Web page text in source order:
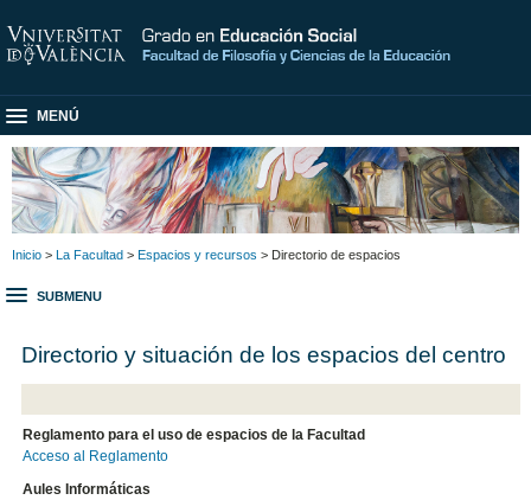
MENÚ
Inicio > La Facultad > Espacios y recursos > Directorio de espacios
SUBMENU
Directorio y situación de los espacios del centro
Reglamento para el uso de espacios de la Facultad
Acceso al Reglamento
Aules Informáticas